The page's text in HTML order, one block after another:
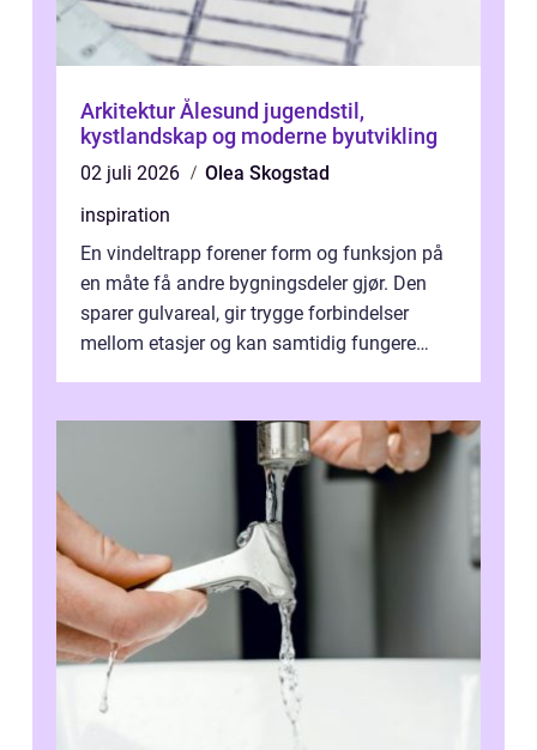
Arkitektur Ålesund jugendstil,
kystlandskap og moderne byutvikling
02 juli 2026
Olea Skogstad
inspiration
En vindeltrapp forener form og funksjon på
en måte få andre bygningsdeler gjør. Den
sparer gulvareal, gir trygge forbindelser
mellom etasjer og kan samtidig fungere